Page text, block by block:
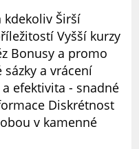
kdekoliv Širší
Vyšší kurzy
Bonusy a promo
sázky a vrácení
efektivita - snadné
Diskrétnost
v kamenné